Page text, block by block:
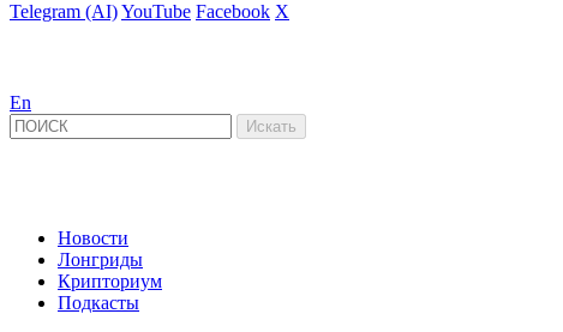
Telegram (AI)YouTube Facebook X
En
Новости
Лонгриды
Крипториум
Подкасты